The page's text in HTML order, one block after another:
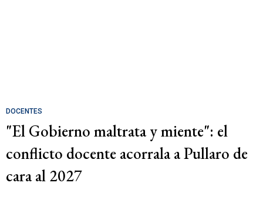
DOCENTES
"El Gobierno maltrata y miente": el
conflicto docente acorrala a Pullaro de
cara al 2027